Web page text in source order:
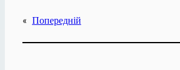
« Попередній